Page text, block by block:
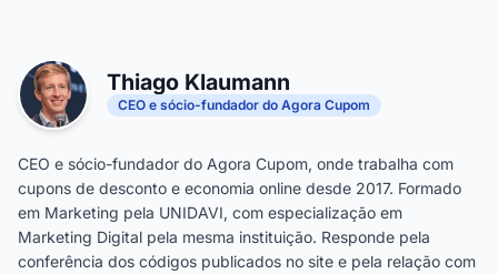
Thiago Klaumann
CEO e sócio-fundador do Agora Cupom
CEO e sócio-fundador do Agora Cupom, onde trabalha com
cupons de desconto e economia online desde 2017. Formado
em Marketing pela UNIDAVI, com especialização em
Marketing Digital pela mesma instituição. Responde pela
conferência dos códigos publicados no site e pela relação com